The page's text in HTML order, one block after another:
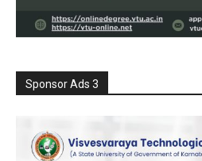
Sponsor Ads 3